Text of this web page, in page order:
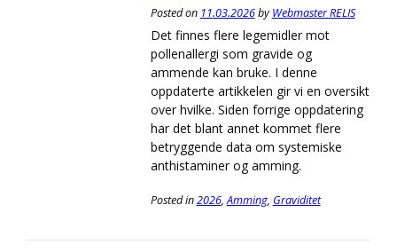
Posted on 11.03.2026byWebmaster RELIS
Det finnes flere legemidler mot
pollenallergi som gravide og
ammende kan bruke. I denne
oppdaterte artikkelen gir vi en oversikt
over hvilke. Siden forrige oppdatering
har det blant annet kommet flere
betryggende data om systemiske
anthistaminer og amming.
Posted in2026,Amming, Graviditet